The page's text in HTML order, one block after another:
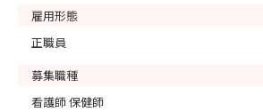
雇用形態
正職員
募集職種
看護師 保健師